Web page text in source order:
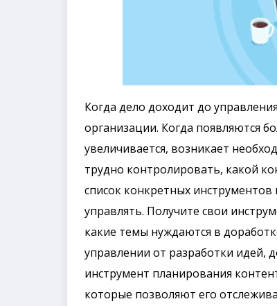
Когда дело доходит до
организации. Когда появляются
увеличивается, возникает
трудно контролировать, какой
список конкретных
управлять. Получите свои
какие темы нуждаются в
управлении от разработки идей,
инструмент планирования
которые позволяют его